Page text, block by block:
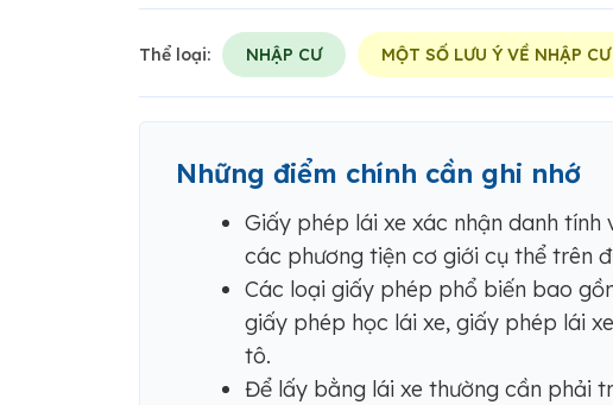
Thể loại: NHẬP CƯ MỘT SỐ LƯU Ý VỀ NHẬP CƯ
Những điểm chính cần ghi nhớ
Giấy phép lái xe xác nhận danh
các phương tiện cơ giới cụ thể trên
Các loại giấy phép phổ biến bao
giấy phép học lái xe, giấy phép lái
tô.
Để lấy bằng lái xe thường cần phải